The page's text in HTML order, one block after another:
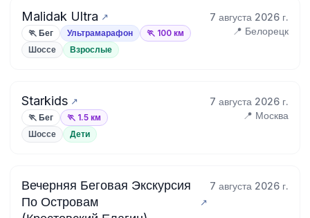
Malidak Ultra 7 августа 2026 г.
🏃 Бег Ультрамарафон 🏃 100 км 📍 Белорецк
Шоссе Взрослые
Starkids 7 августа 2026 г.
🏃 Бег 🏃 1.5 км 📍 Москва
Шоссе Дети
Вечерняя Беговая Экскурсия
По Островам
7 августа 2026 г.